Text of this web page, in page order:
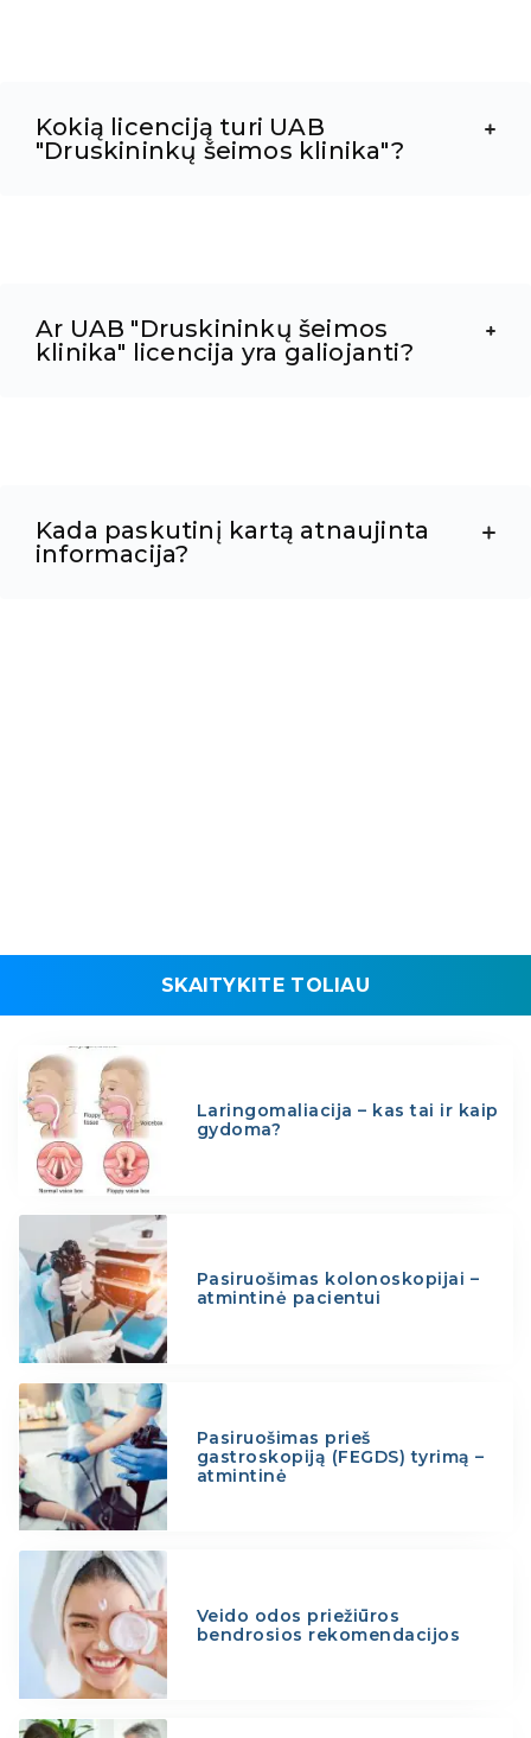
Kokią licenciją turi UAB
"Druskininkų šeimos klinika"?
Ar UAB "Druskininkų šeimos
klinika" licencija yra galiojanti?
Kada paskutinį kartą atnaujinta
informacija?
SKAITYKITE TOLIAU
Laringomaliacija – kas tai ir kaip
gydoma?
Pasiruošimas kolonoskopijai –
atmintinė pacientui
Pasiruošimas prieš
gastroskopiją (FEGDS) tyrimą –
atmintinė
Veido odos priežiūros
bendrosios rekomendacijos